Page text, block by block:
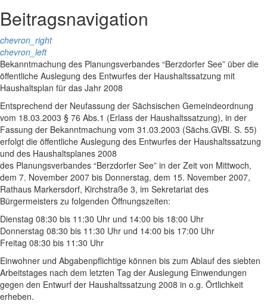
Beitragsnavigation
chevron_right
chevron_left
Bekanntmachung des Planungsverbandes “Berzdorfer See” über die
öffentliche Auslegung des Entwurfes der Haushaltssatzung mit
Haushaltsplan für das Jahr 2008
Entsprechend der Neufassung der Sächsischen Gemeindeordnung
vom 18.03.2003 § 76 Abs.1 (Erlass der Haushaltssatzung), in der
Fassung der Bekanntmachung vom 31.03.2003 (Sächs.GVBl. S. 55)
erfolgt die öffentliche Auslegung des Entwurfes der Haushaltssatzung
und des Haushaltsplanes 2008
des Planungsverbandes “Berzdorfer See” in der Zeit von Mittwoch,
dem 7. November 2007 bis Donnerstag, dem 15. November 2007,
Rathaus Markersdorf, Kirchstraße 3, im Sekretariat des
Bürgermeisters zu folgenden Öffnungszeiten:
Dienstag 08:30 bis 11:30 Uhr und 14:00 bis 18:00 Uhr
Donnerstag 08:30 bis 11:30 Uhr und 14:00 bis 17:00 Uhr
Freitag 08:30 bis 11:30 Uhr
Einwohner und Abgabenpflichtige können bis zum Ablauf des siebten
Arbeitstages nach dem letzten Tag der Auslegung Einwendungen
gegen den Entwurf der Haushaltssatzung 2008 in o.g. Örtlichkeit
erheben.